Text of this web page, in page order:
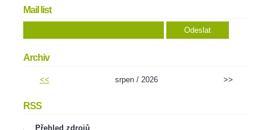
Mail list
Archiv
<< srpen / 2026 >>
RSS
Přehled zdrojů